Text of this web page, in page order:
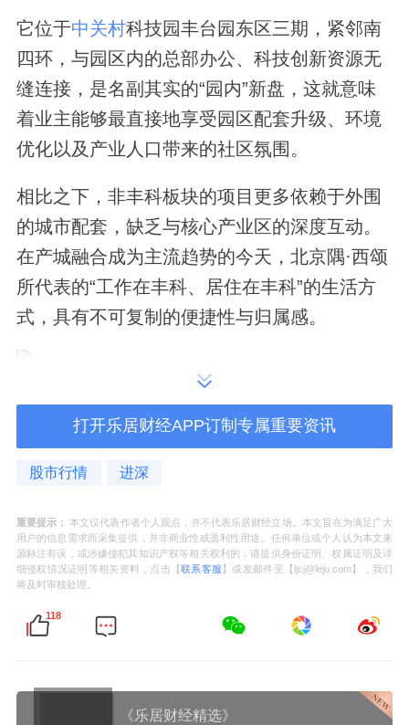
它位于中关村科技园丰台园东区三期，紧邻南
四环，与园区内的总部办公、科技创新资源无
缝连接，是名副其实的“园内”新盘，这就意味
着业主能够最直接地享受园区配套升级、环境
优化以及产业人口带来的社区氛围。
相比之下，非丰科板块的项目更多依赖于外围
的城市配套，缺乏与核心产业区的深度互动。
在产城融合成为主流趋势的今天，北京隅·西颂
所代表的“工作在丰科、居住在丰科”的生活方
式，具有不可复制的便捷性与归属感。
绝版花池+无界双园，兑现第四代花园住区理想
作为南四环首个落地好房子，北京隅·西颂是目
第四代住宅的核心特征之一，是将自然引入高
层居住空间。
北京隅·西颂为每户预留约5㎡的南向生态花
视觉空间的同时，创造出一个可种植、可休憩
的私人微花园，打破了传统高层住宅的封闭
打开乐居财经APP订制专属重要资讯
股市行情 进深
重要提示： 本文仅代表作者个人观点，并不代表乐居财经立场。本文旨在为满足广大
用户的信息需求而采集提供，并非商业性或盈利性用途。任何单位或个人认为本文来
源标注有误，或涉嫌侵犯其知识产权等相关权利的，请提供身份证明、权属证明及详
细侵权情况证明等相关资料，点击【联系客服 】或发邮件至【ljcj@leju.com】，我们
将及时审核处理。
118
《乐居财经精选》